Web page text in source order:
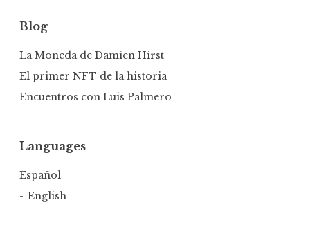
Blog
La Moneda de Damien Hirst
El primer NFT de la historia
Encuentros con Luis Palmero
Languages
Español
English